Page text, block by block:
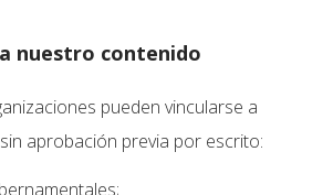
nuestro contenido
pueden vincularse a
aprobación previa por escrito: